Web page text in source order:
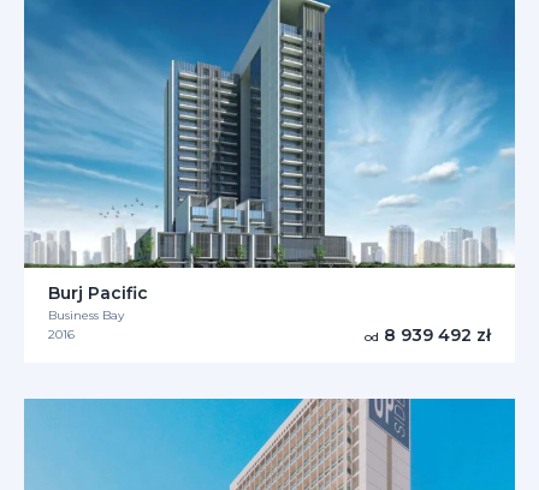
Burj Pacific
Business Bay
2016
od 8 939 492 zł